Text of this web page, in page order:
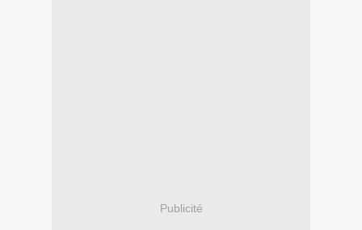
Publicité